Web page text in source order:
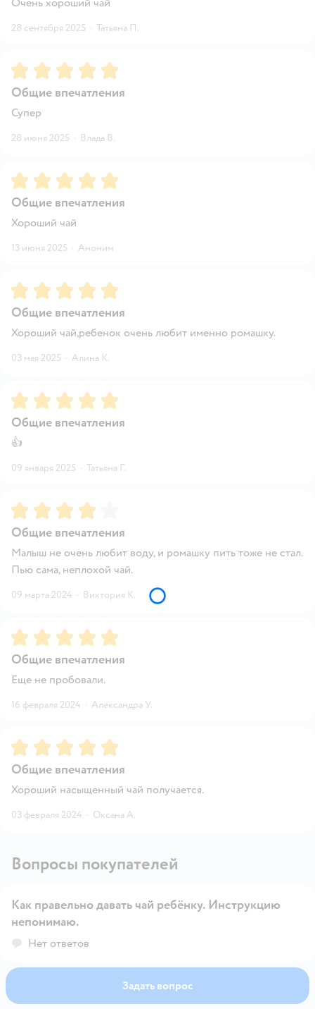
28 сентября 2025 · Татьяна П.
Рейтинг:5
Общие впечатления
Супер
28 июня 2025 · Влада В.
Рейтинг:5
Общие впечатления
Хороший чай
13 июня 2025 · Аноним
Рейтинг:5
Общие впечатления
Хороший чай,ребенок очень любит именно ромашку.
03 мая 2025 · Алина К.
Рейтинг:5
Общие впечатления
👍
09 января 2025 · Татьяна Г.
Рейтинг:4
Общие впечатления
Малыш не очень любит воду, и ромашку пить тоже не стал.
Пью сама, неплохой чай.
09 марта 2024 · Виктория К.
Рейтинг:5
Общие впечатления
Еще не пробовали.
16 февраля 2024 · Александра У.
Рейтинг:5
Общие впечатления
Хороший насыщенный чай получается.
03 февраля 2024 · Оксана А.
Вопросы покупателей
Как правельно давать чай ребёнку. Инструкцию
непонимаю.
Нет ответов
Задать вопрос